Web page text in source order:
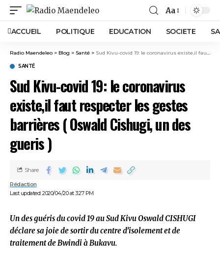
Aa
ACCUEIL POLITIQUE EDUCATION SOCIETE
Radio Maendeleo > Blog > Santé > Sud Kivu-covid 19: le coronavirus existe,il faut respecter les gestes barrières ( Oswald Cishugi, un des gueris )
SANTÉ
Sud Kivu-covid 19: le coronavirus
existe,il faut respecter les gestes
barrières ( Oswald Cishugi, un des
gueris )
Last updated: 2020/04/20 at 3:27 PM
Rédaction
Share
Un des guéris du covid 19 au Sud Kivu Oswald CISHUGI
déclare sa joie de sortir du centre d’isolement et de
traitement de Bwindi à Bukavu.